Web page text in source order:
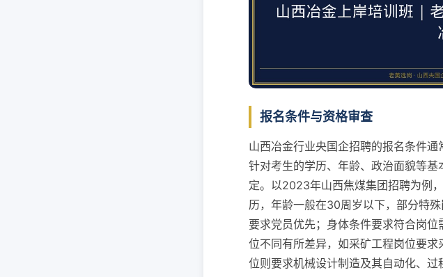
报名条件与资格审查
山西冶金行业央国企招聘的报名条件
针对考生的学历、年龄、政治面貌等
定。以2023年山西焦煤集团招聘为例
历，年龄一般在30周岁以下，部分特
要求党员优先；身体条件要求符合岗
位不同有所差异，如采矿工程岗位要
位则要求机械设计制造及其自动化、过